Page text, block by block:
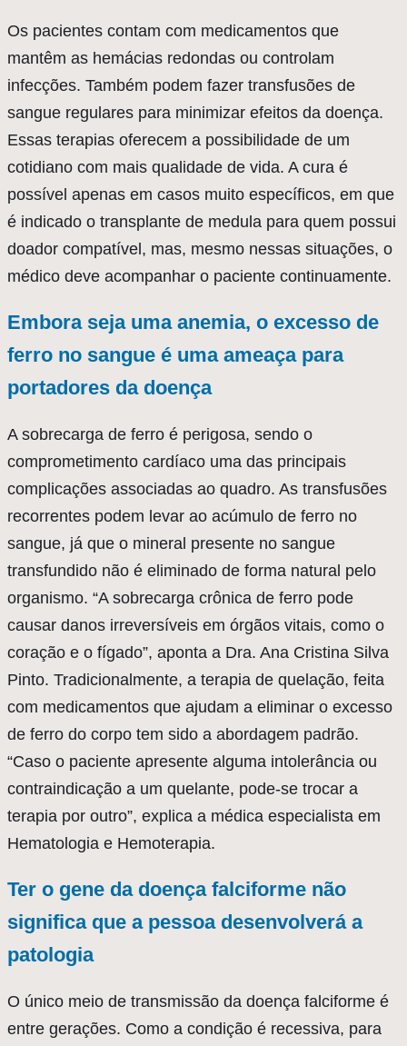
Os pacientes contam com medicamentos que
mantêm as hemácias redondas ou controlam
infecções. Também podem fazer transfusões de
sangue regulares para minimizar efeitos da doença.
Essas terapias oferecem a possibilidade de um
cotidiano com mais qualidade de vida. A cura é
possível apenas em casos muito específicos, em que
é indicado o transplante de medula para quem possui
doador compatível, mas, mesmo nessas situações, o
médico deve acompanhar o paciente continuamente.
Embora seja uma anemia, o excesso de
ferro no sangue é uma ameaça para
portadores da doença
A sobrecarga de ferro é perigosa, sendo o
comprometimento cardíaco uma das principais
complicações associadas ao quadro. As transfusões
recorrentes podem levar ao acúmulo de ferro no
sangue, já que o mineral presente no sangue
transfundido não é eliminado de forma natural pelo
organismo. “A sobrecarga crônica de ferro pode
causar danos irreversíveis em órgãos vitais, como o
coração e o fígado”, aponta a Dra. Ana Cristina Silva
Pinto. Tradicionalmente, a terapia de quelação, feita
com medicamentos que ajudam a eliminar o excesso
de ferro do corpo tem sido a abordagem padrão.
“Caso o paciente apresente alguma intolerância ou
contraindicação a um quelante, pode-se trocar a
terapia por outro”, explica a médica especialista em
Hematologia e Hemoterapia.
Ter o gene da doença falciforme não
significa que a pessoa desenvolverá a
patologia
O único meio de transmissão da doença falciforme é
entre gerações. Como a condição é recessiva, para